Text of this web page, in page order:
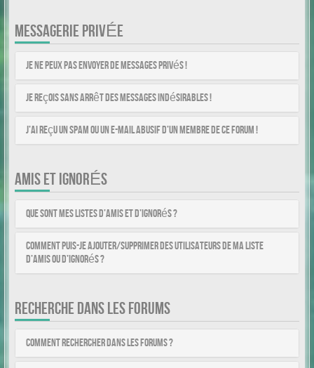
MESSAGERIE PRIVÉE
Je ne peux pas envoyer de messages privés !
Je reçois sans arrêt des messages indésirables !
J’ai reçu un spam ou un e-mail abusif d’un membre de ce forum !
AMIS ET IGNORÉS
Que sont mes listes d’amis et d’ignorés ?
Comment puis-je ajouter/supprimer des utilisateurs de ma liste
d’amis ou d’ignorés ?
RECHERCHE DANS LES FORUMS
Comment rechercher dans les forums ?